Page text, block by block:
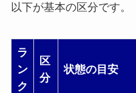
以下が基本の区分です。
ラ
ン
ク
区
分
状態の目安